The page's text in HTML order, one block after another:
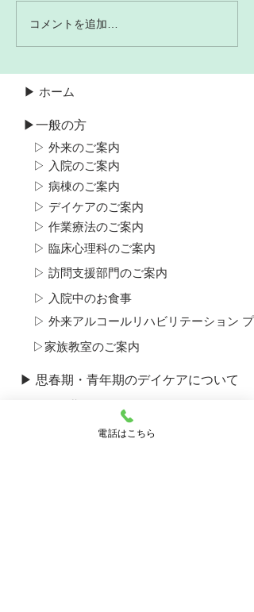
コメントを追加…
▶ ホーム
▶一般の方
▷ 外来のご案内
▷ 入院のご案内
▷ 病棟のご案内
▷ デイケアのご案内
▷ 作業療法のご案内
▷ 臨床心理科のご案内
▷ 訪問支援部門のご案内
▷ 入院中のお食事
▷ 外来アルコール​リハビリテーション プ
▷​家族教室のご案内
▶ 思春期・青年期のデイケアについて
▶ 産後うつ外来のご案内
電話はこちら